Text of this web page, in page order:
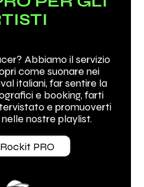
Abbiamo il servizio
come suonare nei
italiani, far sentire la
e booking, farti
e promuoverti
nostre playlist.
PRO